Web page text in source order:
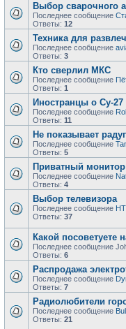
Выбор сварочного
Последнее сообщение
Ответы: 12
Техника для
Последнее сообщение
Ответы: 3
Кто сверлил МКС
Последнее сообщение
Ответы: 1
Иностранцы о Су-27
Последнее сообщение
Ответы: 11
Не показывает
Последнее сообщение
Ответы: 5
Приватный монитор
Последнее сообщение
Ответы: 4
Выбор телевизора
Последнее сообщение
Ответы: 37
Какой посоветуете
Последнее сообщение
Ответы: 6
Распродажа
Последнее сообщение
Ответы: 7
Радиолюбители
Последнее сообщение
Ответы: 21